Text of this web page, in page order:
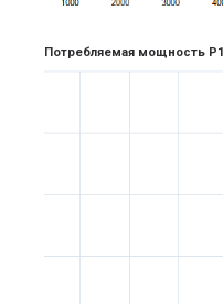
Потребляемая мощность P1